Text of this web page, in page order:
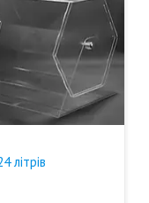
літрів